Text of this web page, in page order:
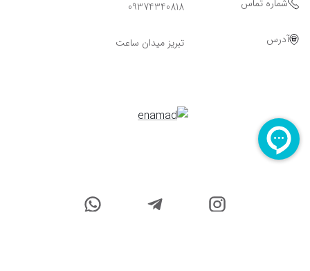
شماره تماس 09374340818
آدرس تبریز میدان ساعت